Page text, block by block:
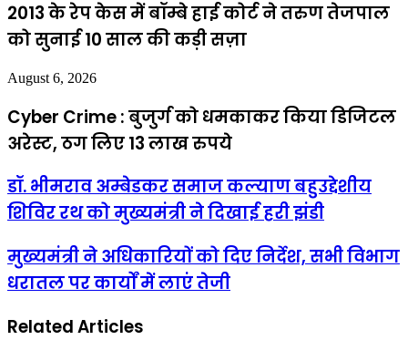
2013 के रेप केस में बॉम्बे हाई कोर्ट ने तरुण तेजपाल
को सुनाई 10 साल की कड़ी सज़ा
August 6, 2026
Cyber Crime : बुजुर्ग को धमकाकर किया डिजिटल
अरेस्ट, ठग लिए 13 लाख रुपये
डॉ. भीमराव अम्बेडकर समाज कल्याण बहुउद्देशीय
शिविर रथ को मुख्यमंत्री ने दिखाई हरी झंडी
मुख्यमंत्री ने अधिकारियों को दिए निर्देश, सभी विभाग
धरातल पर कार्यों में लाएं तेजी
Related Articles